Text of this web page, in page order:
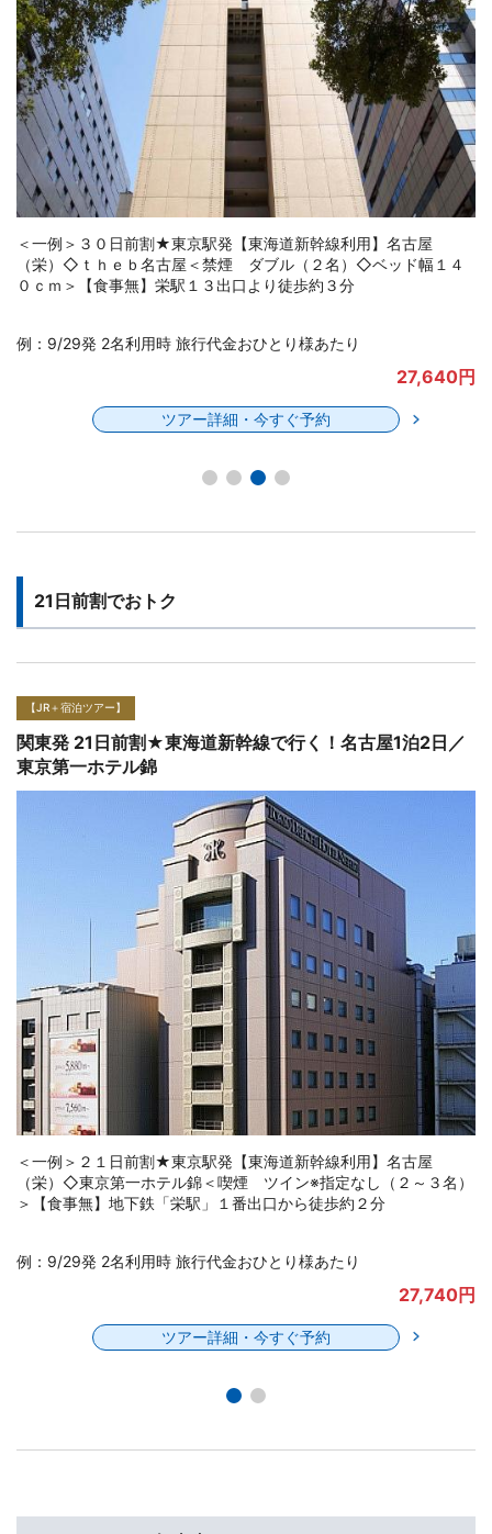
＜一例＞３０日前割★東京駅発【東海道新幹線利用】名古屋栄・
錦・伏見◇三交イン名古屋錦～四季乃湯～＜禁煙 スタンダード
ルーム ダブル（１～２名）◇ベッド幅１４０ｃｍ＞【食事無】
例：9/29発 2名利用時 旅行代金おひとり様あたり
29,800円
ツアー詳細・今すぐ予約
21日前割でおトク
【JR＋宿泊ツアー】
関東発 21日前割★東海道新幹線で行く！名古屋1泊2日／
ザ サイプレス メルキュールホテル名古屋
＜一例＞２１日前割★東京駅発【東海道新幹線利用】名古屋駅周
辺◇ザ・サイプレスメルキュールホテル名古屋＜禁煙 スタンダ
ードルームダブル◇ベッド幅１４０ｃｍ＞★チェックアウト１３
例：9/29発 2名利用時 旅行代金おひとり様あたり
39,900円
ツアー詳細・今すぐ予約